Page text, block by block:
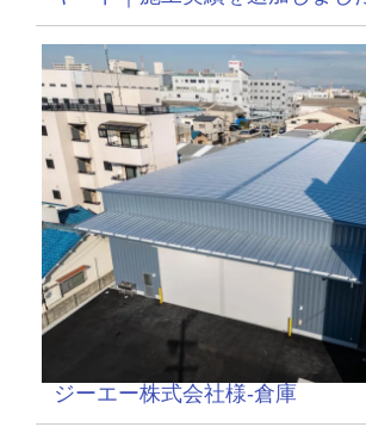
ジーエー株式会社様-倉庫